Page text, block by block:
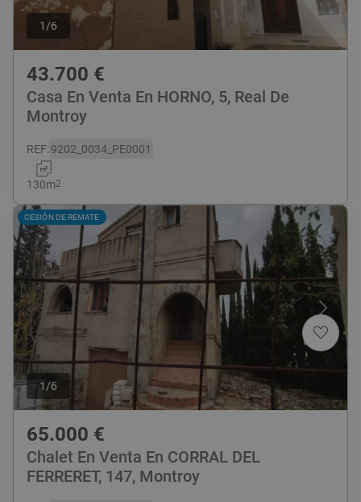
1 /6
43.700 €
Casa En Venta En HORNO, 5, Real De
Montroy
REF:9202_0034_PE0001
130m2
1 /6
CESIÓN DE REMATE
65.000 €
Chalet En Venta En CORRAL DEL
FERRERET, 147, Montroy